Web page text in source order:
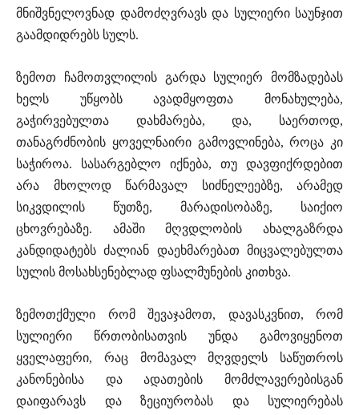
მნიშვნელოვნად დამოძღვრავს და სულიერი საუნჯით
გაამდიდრებს სულს.
ზემოთ ჩამოთვლილის გარდა სულიერ მომზადებას
ხელს უწყობს ავადმყოფთა მონახულება,
გაჭირვებულთა დახმარება, და, საერთოდ,
თანაგრძნობის ყოველნაირი გამოვლინება, როცა კი
საჭიროა. სასარგებლო იქნება, თუ დავფიქრდებით
არა მხოლოდ წარმავალ სიძნელეებზე, არამედ
სიკვდილის წუთზე, მარადისობაზე, საიქიო
ცხოვრებაზე. ამაში მღვდლობის ახალგაზრდა
კანდიდატებს ძალიან დაეხმარებათ მიცვალებულთა
სულის მოსახსენებლად ფსალმუნების კითხვა.
ზემოთქმული რომ შევაჯამოთ, დავასკვნით, რომ
სულიერი წრთობისათვის უნდა გამოვიყენოთ
ყველაფერი, რაც მომავალ მღვდელს საწუთროს
კანონებისა და ადათების მომძლავერებისგან
დაიფარავს და ზეციურობას და სულიერებას